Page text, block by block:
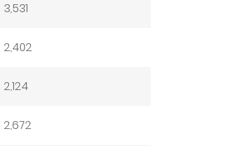
3,531
2,402
2,124
2,672